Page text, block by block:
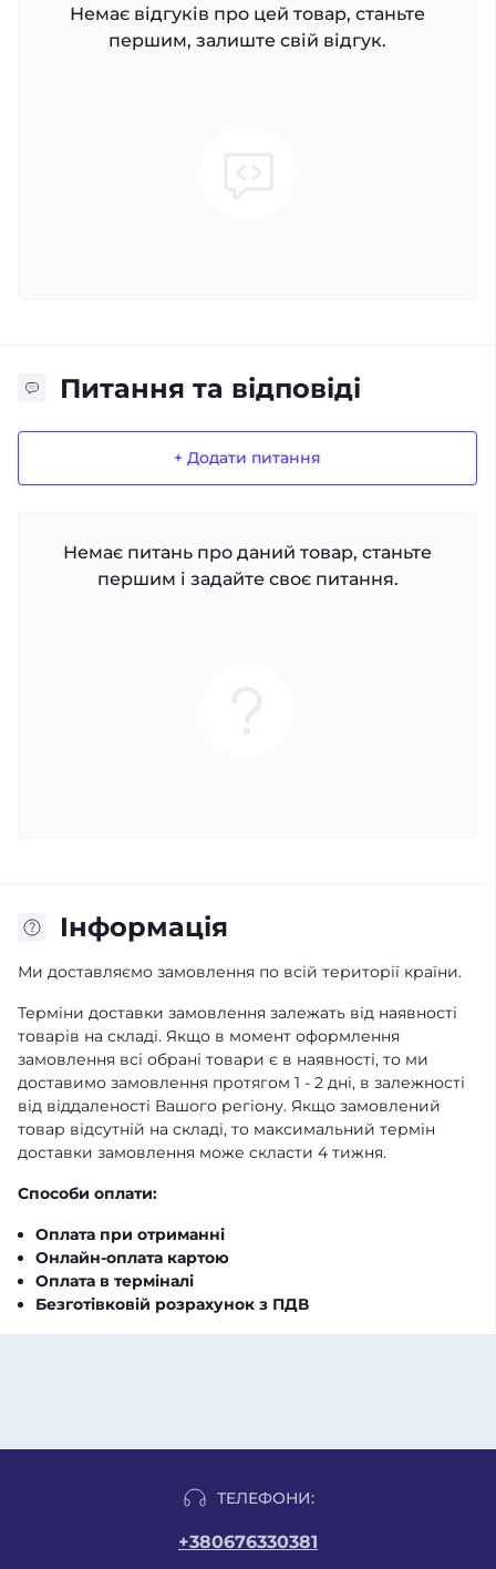
Немає відгуків про цей товар, станьте
першим, залиште свій відгук.
Питання та відповіді
+ Додати питання
Немає питань про даний товар, станьте
першим і задайте своє питання.
Iнформація
Ми доставляємо замовлення по всій території країни.
Терміни доставки замовлення залежать від наявності
товарів на складі. Якщо в момент оформлення
замовлення всі обрані товари є в наявності, то ми
доставимо замовлення протягом 1 - 2 дні, в залежності
від віддаленості Вашого регіону. Якщо замовлений
товар відсутній на складі, то максимальний термін
доставки замовлення може скласти 4 тижня.
Способи оплати:
Оплата при отриманні
Онлайн-оплата картою
Оплата в терміналі
Безготівковій розрахунок з ПДВ
ТЕЛЕФОНИ:
+380676330381